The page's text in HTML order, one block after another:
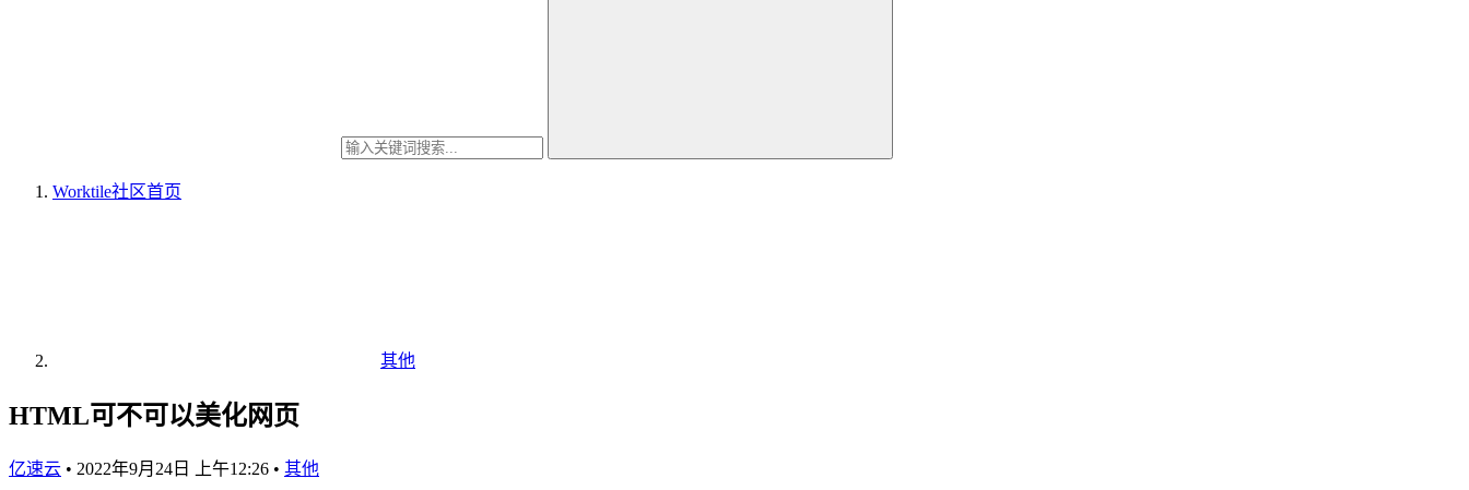
Worktile社区首页
其他
HTML可不可以美化网页
亿速云 • 2022年9月24日 上午12:26 • 其他